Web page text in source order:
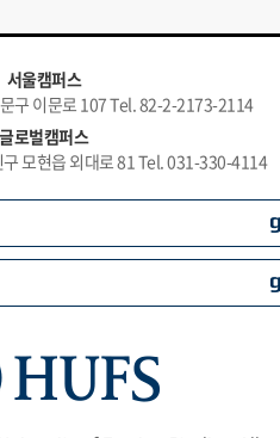
서울캠퍼스
구 이문로 107 Tel. 82-2-2173-2114
글로벌캠퍼스
모현읍 외대로 81 Tel. 031-330-4114